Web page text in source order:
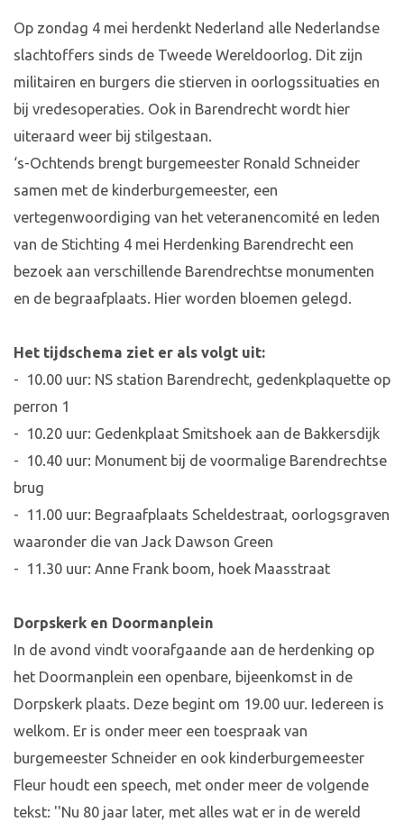
Op zondag 4 mei herdenkt Nederland alle Nederlandse
slachtoffers sinds de Tweede Wereldoorlog. Dit zijn
militairen en burgers die stierven in oorlogssituaties en
bij vredesoperaties. Ook in Barendrecht wordt hier
uiteraard weer bij stilgestaan.
‘s-Ochtends brengt burgemeester Ronald Schneider
samen met de kinderburgemeester, een
vertegenwoordiging van het veteranencomité en leden
van de Stichting 4 mei Herdenking Barendrecht een
bezoek aan verschillende Barendrechtse monumenten
en de begraafplaats. Hier worden bloemen gelegd.
Het tijdschema ziet er als volgt uit:
- 10.00 uur: NS station Barendrecht, gedenkplaquette op
perron 1
- 10.20 uur: Gedenkplaat Smitshoek aan de Bakkersdijk
- 10.40 uur: Monument bij de voormalige Barendrechtse
brug
- 11.00 uur: Begraafplaats Scheldestraat, oorlogsgraven
waaronder die van Jack Dawson Green
- 11.30 uur: Anne Frank boom, hoek Maasstraat
Dorpskerk en Doormanplein
In de avond vindt voorafgaande aan de herdenking op
het Doormanplein een openbare, bijeenkomst in de
Dorpskerk plaats. Deze begint om 19.00 uur. Iedereen is
welkom. Er is onder meer een toespraak van
burgemeester Schneider en ook kinderburgemeester
Fleur houdt een speech, met onder meer de volgende
tekst: ''Nu 80 jaar later, met alles wat er in de wereld